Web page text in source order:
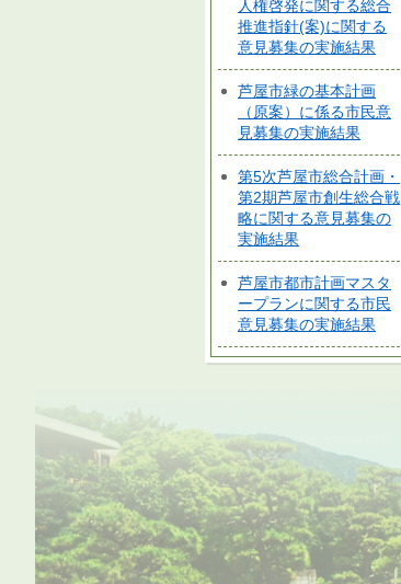
人権啓発に関する総合
推進指針(案)に関する
意見募集の実施結果
芦屋市緑の基本計画
（原案）に係る市民意
見募集の実施結果
第5次芦屋市総合計画・
第2期芦屋市創生総合戦
略に関する意見募集の
実施結果
芦屋市都市計画マスタ
ープランに関する市民
意見募集の実施結果